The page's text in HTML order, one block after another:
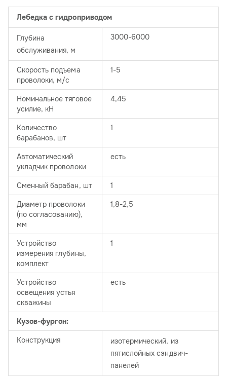
Лебедка с гидроприводом
Глубина
обслуживания, м
3000-6000
Скорость подъема
проволоки, м/с
1-5
Номинальное тяговое
усилие, кН
4,45
Количество
барабанов, шт
1
Автоматический
укладчик проволоки
есть
Сменный барабан, шт 1
Диаметр проволоки
(по согласованию),
мм
1,8-2,5
Устройство
измерения глубины,
комплект
1
Устройство
освещения устья
скважины
есть
Кузов-фургон:
Конструкция
изотермический, из
пятислойных сэндвич-
панелей